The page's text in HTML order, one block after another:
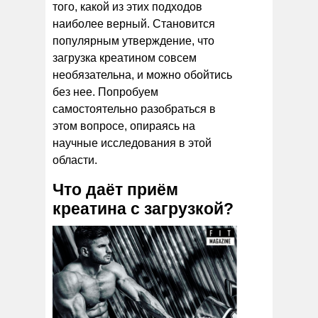
того, какой из этих подходов
наиболее верный. Становится
популярным утверждение, что
загрузка креатином совсем
необязательна, и можно обойтись
без нее. Попробуем
самостоятельно разобраться в
этом вопросе, опираясь на
научные исследования в этой
области.
Что даёт приём
креатина с загрузкой?